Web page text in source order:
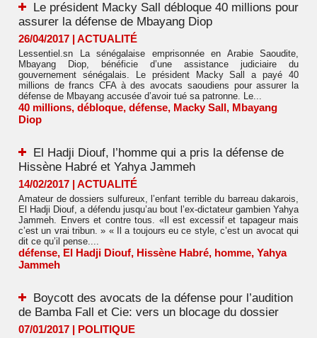
Le président Macky Sall débloque 40 millions pour
assurer la défense de Mbayang Diop
26/04/2017 | ACTUALITÉ
Lessentiel.sn La sénégalaise emprisonnée en Arabie Saoudite,
Mbayang Diop, bénéficie d’une assistance judiciaire du
gouvernement sénégalais. Le président Macky Sall a payé 40
millions de francs CFA à des avocats saoudiens pour assurer la
défense de Mbayang accusée d’avoir tué sa patronne. Le...
40 millions, débloque, défense, Macky Sall, Mbayang
Diop
El Hadji Diouf, l’homme qui a pris la défense de
Hissène Habré et Yahya Jammeh
14/02/2017 | ACTUALITÉ
Amateur de dossiers sulfureux, l’enfant terrible du barreau dakarois,
El Hadji Diouf, a défendu jusqu’au bout l’ex-dictateur gambien Yahya
Jammeh. Envers et contre tous. «Il est excessif et tapageur mais
c’est un vrai tribun. » « Il a toujours eu ce style, c’est un avocat qui
dit ce qu’il pense....
défense, El Hadji Diouf, Hissène Habré, homme, Yahya
Jammeh
Boycott des avocats de la défense pour l’audition
de Bamba Fall et Cie: vers un blocage du dossier
07/01/2017 | POLITIQUE